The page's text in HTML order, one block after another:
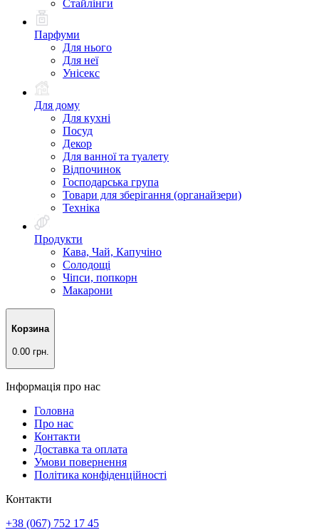
Стайлінги
Парфуми
Для нього
Для неї
Унісекс
Для дому
Для кухні
Посуд
Декор
Для ванної та туалету
Відпочинок
Господарська група
Товари для зберігання (органайзери)
Техніка
Продукти
Кава, Чай, Капучіно
Солодощі
Чіпси, попкорн
Макарони
Корзина
0.00 грн.
Інформація про нас
Головна
Про нас
Контакти
Доставка та оплата
Умови повернення
Політика конфіденційності
Контакти
+38 (067) 752 17 45